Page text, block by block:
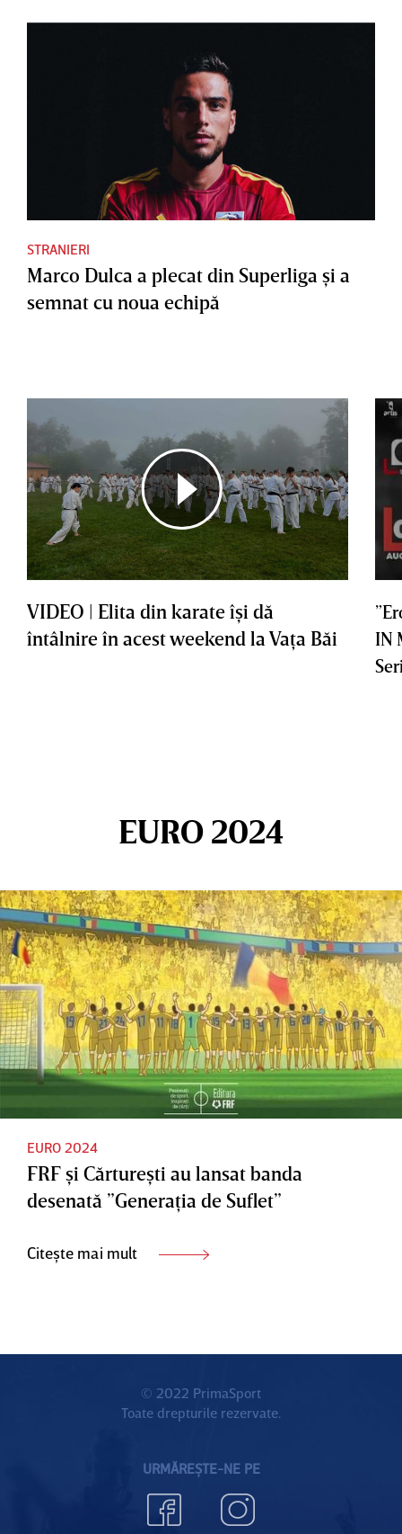
STRANIERI
Marco Dulca a plecat din Superliga şi a
semnat cu noua echipă
VIDEO | Elita din karate îşi dă
întâlnire în acest weekend la Vaţa Băi
IN
EURO 2024
EURO 2024
FRF şi Cărtureşti au lansat banda
desenată ”Generaţia de Suflet”
Citește mai mult
© 2022 PrimaSport
Toate drepturile rezervate.
URMĂREȘTE-NE PE